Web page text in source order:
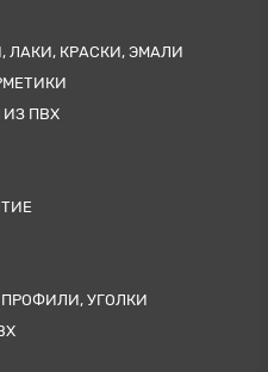
ЛАКИ, КРАСКИ, ЭМАЛИ
ПВХ
УГОЛКИ